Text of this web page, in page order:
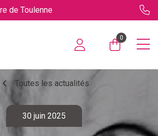
de Toulenne
0
chevron_left Toutes les actualités
30 juin 2025